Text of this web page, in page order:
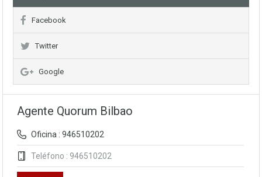
Facebook
Twitter
Google
Agente Quorum Bilbao
Oficina : 946510202
Teléfono : 946510202